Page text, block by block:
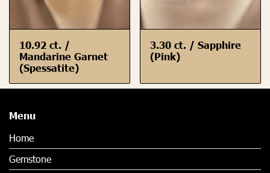
10.92 ct. /
Mandarine Garnet
(Spessatite)
3.30 ct. / Sapphire
(Pink)
Menu
Home
Gemstone